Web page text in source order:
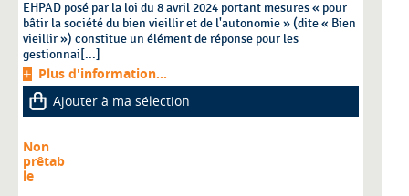
EHPAD posé par la loi du 8 avril 2024 portant mesures « pour
bâtir la société du bien vieillir et de l'autonomie » (dite « Bien
vieillir ») constitue un élément de réponse pour les
gestionnai[...]
Plus d'information...
Ajouter à ma sélection
Non
prêtab
le